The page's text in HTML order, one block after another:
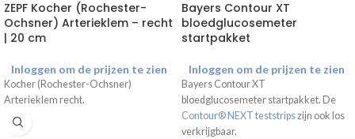
ZEPF Kocher (Rochester-
Ochsner) Arterieklem – recht
| 20 cm
Inloggen om de prijzen te zien
Kocher (Rochester-Ochsner)
Arterieklem recht.
Bayers Contour XT
bloedglucosemeter
startpakket
Inloggen om de prijzen te zien
Bayers Contour XT
bloedglucosemeter startpakket. De
Contour® NEXT teststripszijn ook los
verkrijgbaar.